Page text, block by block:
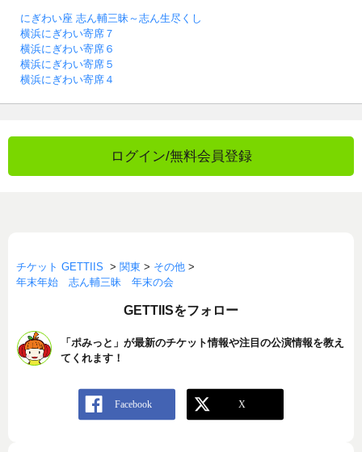
にぎわい座 志ん輔三昧～志ん生尽くし
横浜にぎわい寄席７
横浜にぎわい寄席６
横浜にぎわい寄席５
横浜にぎわい寄席４
ログイン/無料会員登録
チケット GETTIIS > 関東 > その他 >
年末年始 志ん輔三昧 年末の会
GETTIISをフォロー
「ポみっと」が最新のチケット情報や注目の公演情報を教え
てくれます！